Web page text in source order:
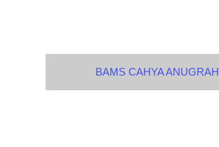
BAMS CAHYA ANUGRAH